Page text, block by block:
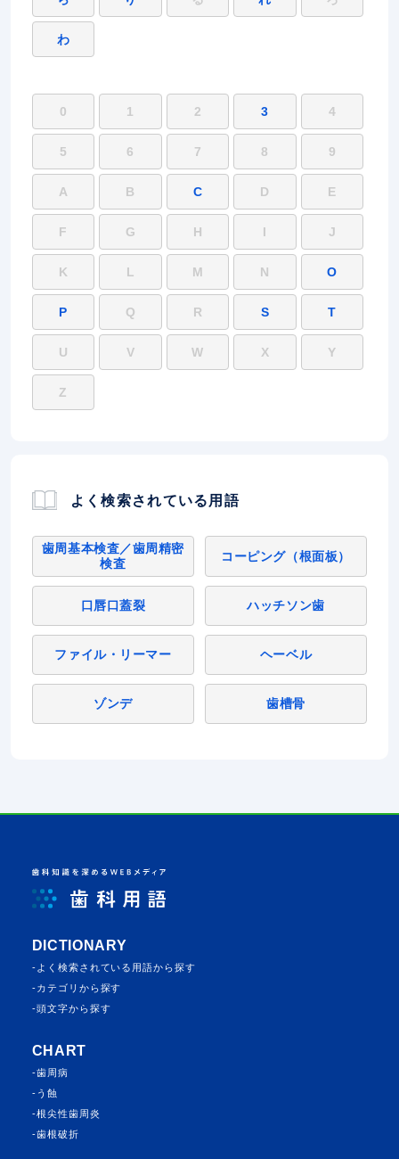
わ
0 1 2 3 4
5 6 7 8 9
A B C D E
F G H I J
K L M N O
P Q R S T
U V W X Y
Z
よく検索されている用語
歯周基本検査／歯周精密
検査
コーピング（根面板）
口唇口蓋裂 ハッチソン歯
ファイル・リーマー ヘーベル
ゾンデ 歯槽骨
DICTIONARY
よく検索されている⽤語から探す
カテゴリから探す
頭⽂字から探す
CHART
歯周病
う蝕
根尖性歯周炎
歯根破折